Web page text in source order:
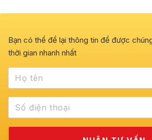
Bạn có thể để lại thông tin để được
thời gian nhanh nhất